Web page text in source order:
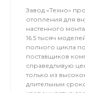
Завод «Техно»
отопления для
настенного
16.5 тысяч
полного цикла
поставщиков
справедливую
только из
длительным